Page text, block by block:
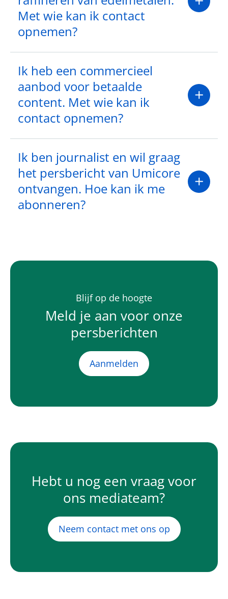
Met wie kan ik contact
opnemen?
Ik heb een commercieel
aanbod voor betaalde
content. Met wie kan ik
contact opnemen?
Ik ben journalist en wil graag
het persbericht van Umicore
ontvangen. Hoe kan ik me
abonneren?
Blijf op de hoogte
Meld je aan voor onze
persberichten
Aanmelden
Hebt u nog een vraag voor
ons mediateam?
Neem contact met ons op